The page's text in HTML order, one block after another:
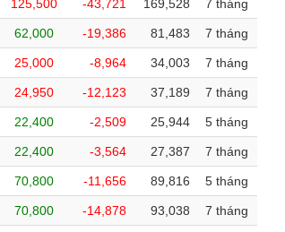
125,500 -43,721 169,528 7 tháng
62,000 -19,386 81,483 7 tháng
25,000 -8,964 34,003 7 tháng
24,950 -12,123 37,189 7 tháng
22,400 -2,509 25,944 5 tháng
22,400 -3,564 27,387 7 tháng
70,800 -11,656 89,816 5 tháng
70,800 -14,878 93,038 7 tháng